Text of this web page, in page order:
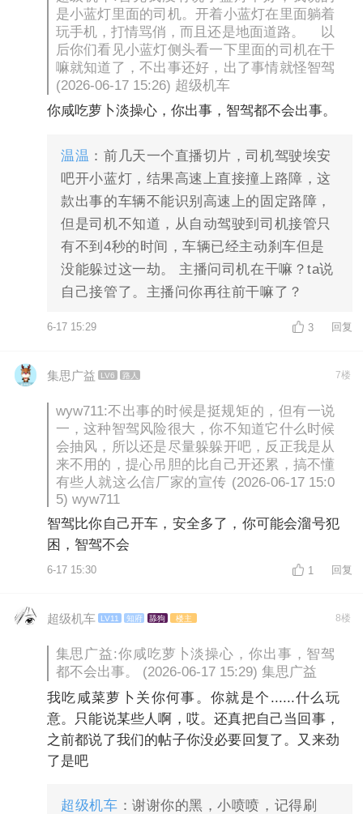
是小蓝灯里面的司机。开着小蓝灯在里面躺着
玩手机，打情骂俏，而且还是地面道路。 以
后你们看见小蓝灯侧头看一下里面的司机在干
嘛就知道了，不出事还好，出了事情就怪智驾
(2026-06-17 15:26) 超级机车
你咸吃萝卜淡操心，你出事，智驾都不会出事。
温温 ：前几天一个直播切片，司机驾驶埃安
吧开小蓝灯，结果高速上直接撞上路障，这
款出事的车辆不能识别高速上的固定路障，
但是司机不知道，从自动驾驶到司机接管只
有不到4秒的时间，车辆已经主动刹车但是
没能躲过这一劫。 主播问司机在干嘛？ta说
自己接管了。主播问你再往前干嘛了？
6-17 15:29 3 回复
集思广益 LV6 路人 7楼
wyw711:不出事的时候是挺规矩的，但有一说
一，这种智驾风险很大，你不知道它什么时候
会抽风，所以还是尽量躲躲开吧，反正我是从
来不用的，提心吊胆的比自己开还累，搞不懂
有些人就这么信厂家的宣传 (2026-06-17 15:0
5) wyw711
智驾比你自己开车，安全多了，你可能会溜号犯
困，智驾不会
6-17 15:30 1 回复
超级机车 LV11 知府 舔狗 楼主 8楼
集思广益:你咸吃萝卜淡操心，你出事，智驾
都不会出事。 (2026-06-17 15:29) 集思广益
我吃咸菜萝卜关你何事。你就是个......什么玩
意。只能说某些人啊，哎。还真把自己当回事，
之前都说了我们的帖子你没必要回复了。又来劲
了是吧
超级机车 ：谢谢你的黑，小喷喷，记得刷